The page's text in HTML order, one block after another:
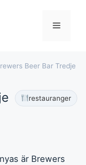
Meny
Beer Bar Tredje
restauranger
är Brewers